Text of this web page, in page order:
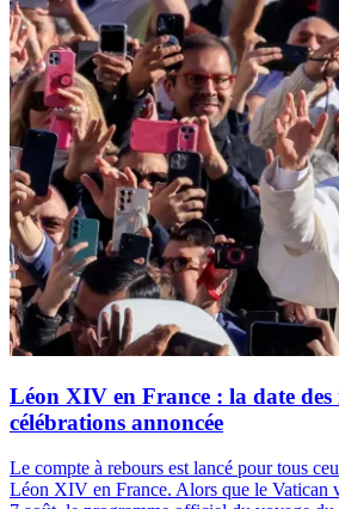
Léon XIV en France : la date
célébrations annoncée
Le compte à rebours est lancé pour tous
Léon XIV en France. Alors que le Vatican